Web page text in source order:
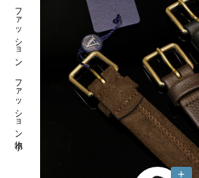
ファッション ファッション小物